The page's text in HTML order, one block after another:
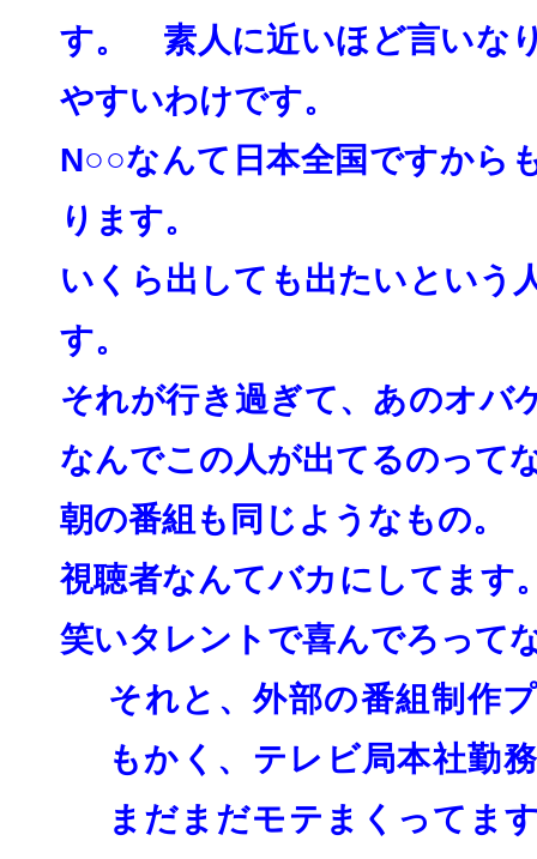
す。 素人に近いほど言いな
やすいわけです。
N○○なんて日本全国ですから
ります。
いくら出しても出たいという
す。
それが行き過ぎて、 あのオバ
なんでこの人が出てるのって
朝の番組も同じようなもの。
視聴者なんてバカにしてます
笑いタレントで喜んでろって
それと、外部の番組制作
もかく、 テレビ局本社勤
まだまだモテまくってま